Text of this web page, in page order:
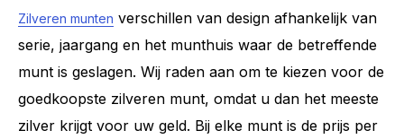
Zilveren munten verschillen van design afhankelijk van
serie, jaargang en het munthuis waar de betreffende
munt is geslagen. Wij raden aan om te kiezen voor de
goedkoopste zilveren munt, omdat u dan het meeste
zilver krijgt voor uw geld. Bij elke munt is de prijs per